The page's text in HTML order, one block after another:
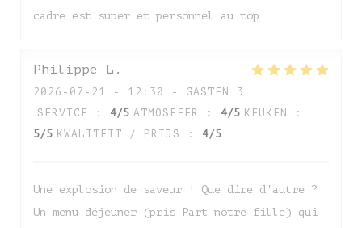
cadre est super et personnel au top
Philippe L
2026-07-21
- 12:30 - GASTEN 3
SERVICE
: 4/5 ATMOSFEER : 4/5 KEUKEN
:
5/5 KWALITEIT / PRIJS : 4/5
Une explosion de saveur ! Que dire d'autre ?
Un menu déjeuner (pris Part notre fille) qui